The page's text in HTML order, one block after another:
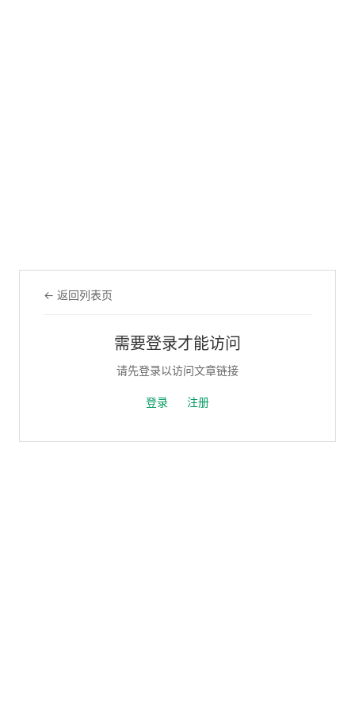
← 返回列表页
需要登录才能访问
请先登录以访问文章链接
登录 注册